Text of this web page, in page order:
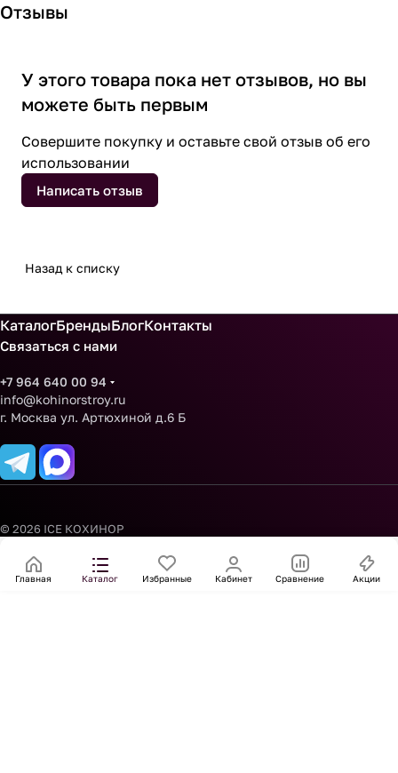
Отзывы
У этого товара пока нет отзывов, но вы
можете быть первым
Совершите покупку и оставьте свой отзыв об его
использовании
Написать отзыв
Назад к списку
КаталогБрендыБлогКонтакты
Связаться с нами
+7 964 640 00 94
info@kohinorstroy.ru
г. Москва ул. Артюхиной д.6 Б
© 2026 ICE КОХИНОР
Главная Каталог Избранные Кабинет Сравнение Акции